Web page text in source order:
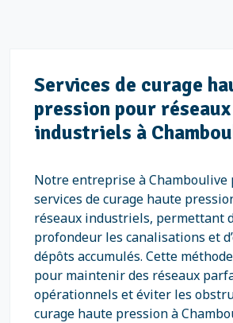
Services de curage
pression pour réseaux
industriels à
Notre entreprise à Chamboulive
services de curage haute
réseaux industriels, permettant
profondeur les canalisations et
dépôts accumulés. Cette
pour maintenir des réseaux
opérationnels et éviter les
curage haute pression à